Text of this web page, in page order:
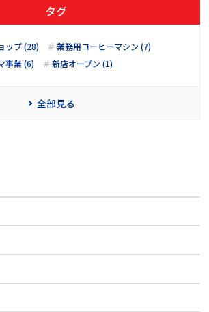
タグ
ップ (28)
業務用コーヒーマシン (7)
事業 (6)
新店オープン (1)
全部見る